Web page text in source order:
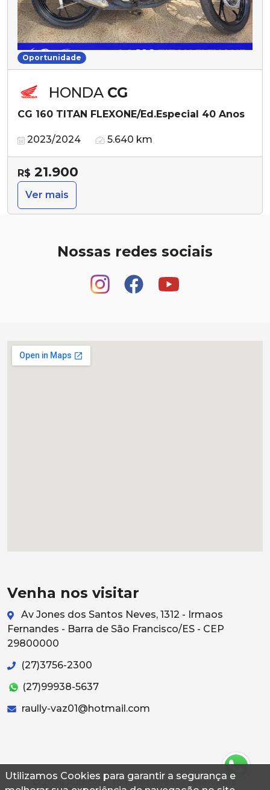
Utilizamos Cookies para garantir a segurança e
Oportunidade
HONDA CG
CG 160 TITAN FLEXONE/Ed.Especial 40 Anos
2023/2024 5.640 km
R$ 21.900
Ver mais
Nossas redes sociais
Venha nos visitar
Av Jones dos Santos Neves, 1312 - Irmaos
Fernandes - Barra de São Francisco/ES - CEP
29800000
(27)3756-2300
(27)99938-5637
raully-vaz01@hotmail.com
© 2026 Autoconf. Todos os direitos reservados.